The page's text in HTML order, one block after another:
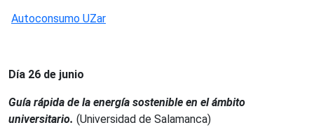
Autoconsumo UZar
Día 26 de junio
Guía rápida de la energía sostenible en el ámbito
universitario. (Universidad de Salamanca)